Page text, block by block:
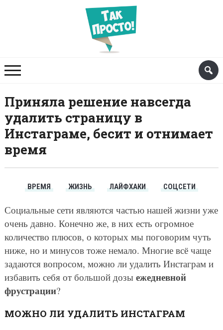
Приняла решение навсегда
удалить страницу в
Инстаграме, бесит и отнимает
время
ВРЕМЯ ЖИЗНЬ ЛАЙФХАКИ СОЦСЕТИ
Социальные сети являются частью нашей жизни уже
очень давно. Конечно же, в них есть огромное
количество плюсов, о которых мы поговорим чуть
ниже, но и минусов тоже немало. Многие всё чаще
задаются вопросом, можно ли удалить Инстаграм и
избавить себя от большой дозы ежедневной
фрустрации?
МОЖНО ЛИ УДАЛИТЬ ИНСТАГРАМ